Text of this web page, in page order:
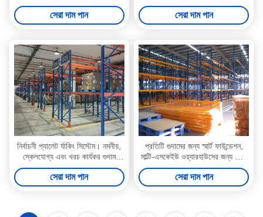
সেরা দাম পান
Standards For Customized
Storage Solutions
সেরা দাম পান
নির্বাচনী প্যালেট র্যাকিং সিস্টেম। নমনীয়,
স্কেলযোগ্য এবং খরচ কার্যকর গুদাম
স্টোরেজ সমাধান
সেরা দাম পান
প্রতিটি গুদামের জন্য স্মার্ট ফাউন্ডেশন,
মাল্টি-এসকেইউ ওয়্যারহাউসের জন্য ভারী
দায়িত্ব প্যালেট র‌্যাকিং সিস্টেম
সেরা দাম পান